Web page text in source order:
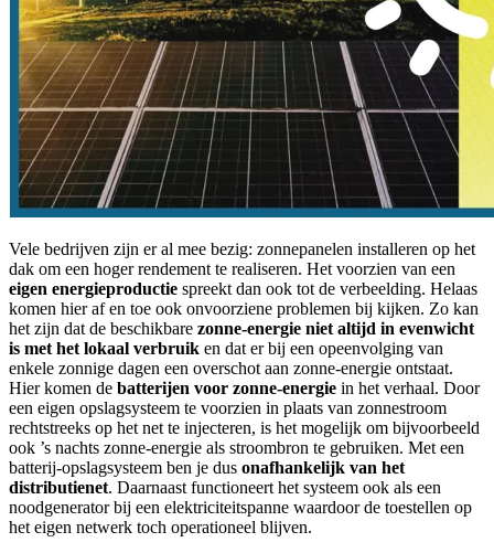
Vele bedrijven zijn er al mee bezig: zonnepanelen installeren op het
dak om een hoger rendement te realiseren. Het voorzien van een
eigen energieproductie spreekt dan ook tot de verbeelding. Helaas
komen hier af en toe ook onvoorziene problemen bij kijken. Zo kan
het zijn dat de beschikbare zonne-energie niet altijd in evenwicht
is met het lokaal verbruik en dat er bij een opeenvolging van
enkele zonnige dagen een overschot aan zonne-energie ontstaat.
Hier komen de batterijen voor zonne-energie in het verhaal. Door
een eigen opslagsysteem te voorzien in plaats van zonnestroom
rechtstreeks op het net te injecteren, is het mogelijk om bijvoorbeeld
ook ’s nachts zonne-energie als stroombron te gebruiken. Met een
batterij-opslagsysteem ben je dus onafhankelijk van het
distributienet. Daarnaast functioneert het systeem ook als een
noodgenerator bij een elektriciteitspanne waardoor de toestellen op
het eigen netwerk toch operationeel blijven.